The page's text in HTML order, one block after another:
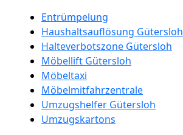
Entrümpelung
Haushaltsauflösung Gütersloh
Halteverbotszone Gütersloh
Möbellift Gütersloh
Möbeltaxi
Möbelmitfahrzentrale
Umzugshelfer Gütersloh
Umzugskartons